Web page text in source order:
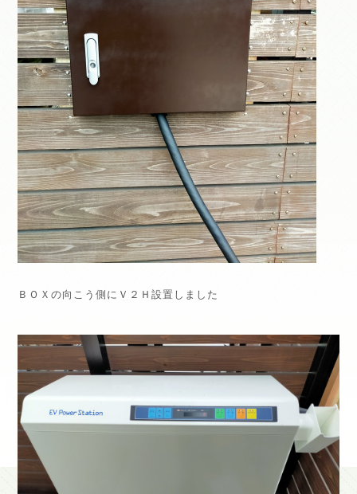
ＢＯＸの向こう側にＶ２Ｈ設置しました